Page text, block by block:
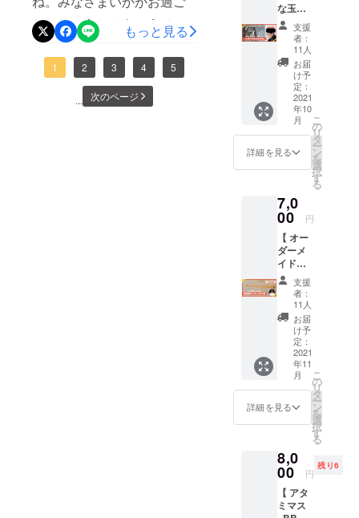
にもミニテラスエリア兼通
路も完成！さらに、この森
林浴フィールドの顔とな
る、入口の看板が完成！こ
のフィールドの名前は、
2021年9月中に発送予定で
したが、コロナ渦の影響で
やや作業が遅延している関
係で発送が10月上旬〜中旬
になります。お楽しみにし
しでしょうか？きょうは森
林浴フィールドづくりの制
作状況とクラファンリター
ンの１つである『ウッド
もっと見る
1 2 3 4 5
... 次のページ
お礼の
気持ち
を込め
たメッ
セージ
を送ら
せてい
ただき
ます ・
シンプ
ルな支
援をし
ンです
※ 1人で
複数個
を贈る
ことも
できま
す ※ 子
ども達
を森林
体験に
招待し
た際に
は活動
報告等
でお知
せてい
ただき
るドリ
ンクチ
ケット5
枚をお
届けし
ます。
ドリン
クを片
手に
ウッド
デッキ
でのピ
くださ
い！
〈内
容〉 ・
お礼の
気持ち
を込め
たメッ
セージ
・
Marie's
Kitchen
のドリ
ンクチ
ケット
（5枚）
※ 有効
2022年
12月末
までの
週末土
日（予
な玉手
箱 】 熱
海在住
の玉田
涼子さ
んが運
営する
植物と
花のア
トリエ
『
ATAMI
On
Flowers
コラボ
リター
ンで
す。 熱
海の山
で採集
した美
しいカ
タチの
植物や
花々の
ドライ
フラ
ワー10
種類以
上が
入った
箱」を
お届け
しま
す。 モ
スグ
支援
者：
11人
お届
け予
定：
2021
年10
月
詳細を見る
こ
の
リ
タ
ー
ン
を
選
択
す
る
7,0
00 円
【 オー
ダーメ
イド箸
】 伊豆
木工作
家の
『あり
しろ道
具店』
とのコ
ラボ第
２弾！
ウッド
デッキ
の端材
を活用
「間伐
材オー
ダーメ
イド
箸」を
支援
者：
11人
お届
け予
定：
2021
年11
月
詳細を見る
こ
の
リ
タ
ー
ン
を
選
択
す
る
8,0
00 円
残り6
【 アタ
ミマス